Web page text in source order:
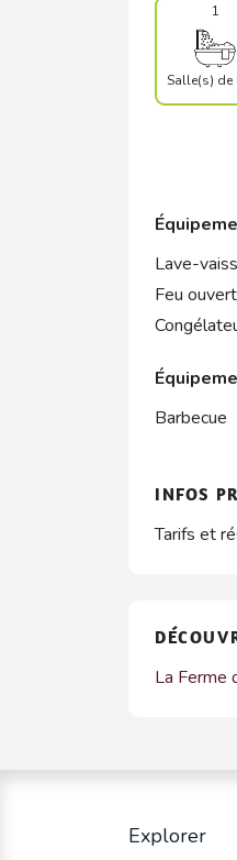
1
Salle(s) de
Lave-
Feu
Barbecue
INFOS
Tarifs et
La Ferme
Explorer